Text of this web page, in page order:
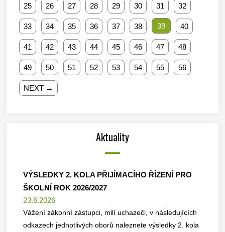
25 26 27 28 29 30 31 32
33 34 35 36 37 38 39 40
41 42 43 44 45 46 47 48
49 50 51 52 53 54 55 56
NEXT →
Aktuality
VÝSLEDKY 2. KOLA PŘIJÍMACÍHO ŘÍZENÍ PRO
ŠKOLNÍ ROK 2026/2027
23.6.2026
Vážení zákonní zástupci, milí uchazeči, v následujících
odkazech jednotlivých oborů naleznete výsledky 2. kola